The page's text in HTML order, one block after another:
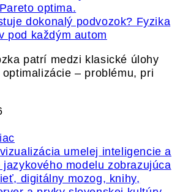
dokonalý podvozok? Fyzika
pod každým autom
patrí medzi klasické úlohy
– problému, pri